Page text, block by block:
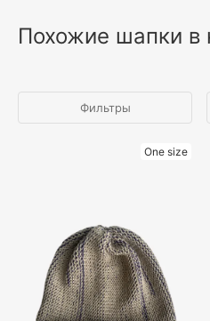
Похожие шапки в
Фильтры
One size